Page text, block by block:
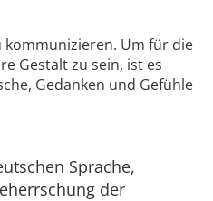
Um für die
Gestalt zu sein, ist es
Gedanken und Gefühle
Sprache,
der